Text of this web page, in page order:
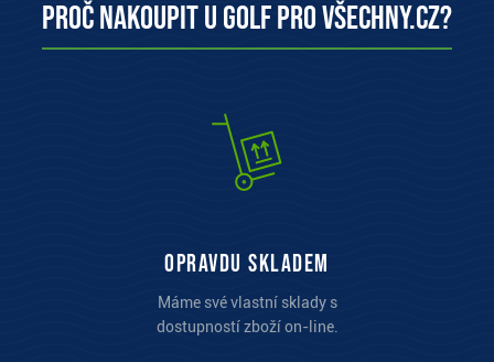
Proč nakoupit u Golf pro všechny.cz?
opravdu skladem
Máme své vlastní sklady s
dostupností zboží on-line.